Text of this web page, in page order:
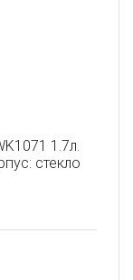
1.7л.
стекло